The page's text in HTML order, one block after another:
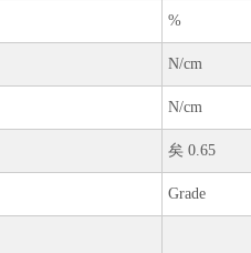
%
N/cm
N/cm
矣 0.65
Grade